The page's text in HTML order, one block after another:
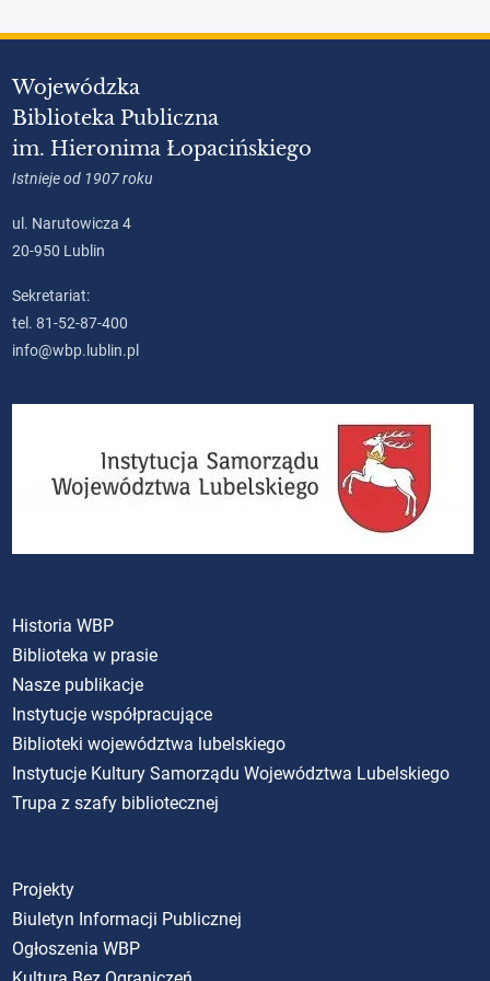
Wojewódzka
Biblioteka Publiczna
im. Hieronima Łopacińskiego
Istnieje od 1907 roku
ul. Narutowicza 4
20-950 Lublin
Sekretariat:
tel. 81-52-87-400
info@wbp.lublin.pl
Historia WBP
Biblioteka w prasie
Nasze publikacje
Instytucje współpracujące
Biblioteki województwa lubelskiego
Instytucje Kultury Samorządu Województwa Lubelskiego
Trupa z szafy bibliotecznej
Projekty
Biuletyn Informacji Publicznej
Ogłoszenia WBP